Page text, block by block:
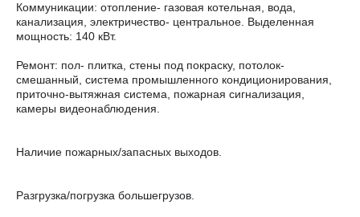
Коммуникации: отопление- газовая котельная, вода,
канализация, электричество- центральное. Выделенная
мощность: 140 кВт.
Ремонт: пол- плитка, стены под покраску, потолок-
смешанный, система промышленного кондиционирования,
приточно-вытяжная система, пожарная сигнализация,
камеры видеонаблюдения.
Наличие пожарных/запасных выходов.
Разгрузка/погрузка большегрузов.